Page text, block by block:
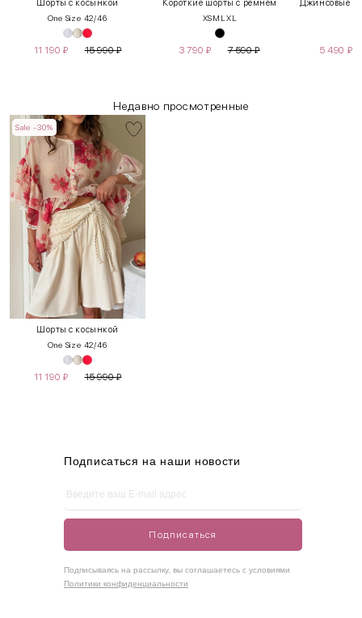
Шорты с косынкой
One Size 42/46
11 190 ₽ 15 990₽
Короткие шорты с ремнем
XSM L XL
3 790 ₽ 7 590₽
Джинсовые
5 490 ₽
Недавно просмотренные
Sale -30%
Шорты с косынкой
One Size 42/46
11 190 ₽ 15 990₽
INT
XS 40-42
42-44
42-50
Как правильно себя обмерить
Подписаться на наши новости
Подписаться
Подписываясь на рассылку, вы соглашаетесь с условиями
Политики конфиденциальности